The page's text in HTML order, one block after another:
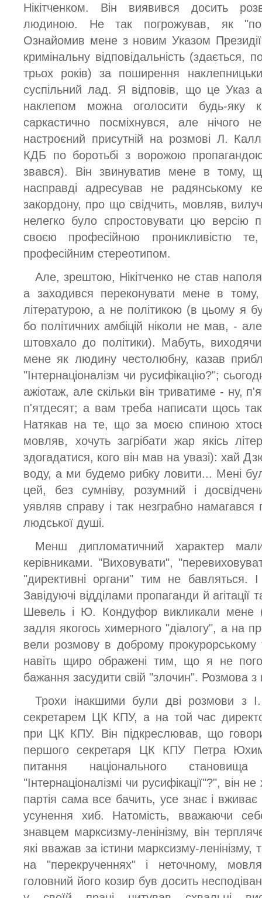
Нікітченком. Він виявився досить
людиною. Не так погрожував, як "по-
Ознайомив мене з новим Указом
кримінальну відповідальність (здається,
трьох років) за поширення
суспільний лад. Я відповів, що це Указ
наклепом можна оголосити будь-яку
саркастично посміхнувся, але нічого
настроєний присутній на розмові Л.
КДБ по боротьбі з ворожою
звався). Він звинуватив мене в
насправді адресував не радянському
закордону, про що свідчить, мовляв,
нелегко було спростовувати цю версію
своєю професійною проникливістю
професійним стереотипом.
Але, зрештою, Нікітченко не став
а заходився переконувати мене в
літературою, а не політикою (в цьому я
бо політичних амбіцій ніколи не мав, -
штовхало до політики). Мабуть,
мене як людину честолюбну, казав
"Інтернаціоналізм чи русифікацію?";
ажіотаж, але скільки він триватиме - ну,
п'ятдесят; а вам треба написати щось
Натякав на те, що за моєю спиною
мовляв, хочуть загрібати жар якісь
здогадатися, кого він мав на увазі): хай
воду, а ми будемо рибку ловити... Мені
цей, без сумніву, розумний і
уявляв справу і так незграбно
людської душі.
Менш дипломатичний характер
керівниками. "Виховувати",
"директивні органи" тим не бавляться.
Завідуючі відділами пропаганди й
Шевель і Ю. Кондуфор викликали мене
задля якогось химерного "діалогу", а на
вели розмову в доброму прокурорському
навіть щиро ображені тим, що я не
бажання засудити свій "злочин". Розмова
Трохи інакшими були дві розмови з
секретарем ЦК КПУ, а на той час
при ЦК КПУ. Він підкреслював, що
першого секретаря ЦК КПУ Петра
питання національного
"Інтернаціоналізмі чи русифікації"?", він
партія сама все бачить, усе знає і вживає
усунення хиб. Натомість, вважаючи
знавцем марксизму-ленінізму, він
які вважав за істини марксизму-
на "перекрученнях" і неточному,
головний його козир був досить